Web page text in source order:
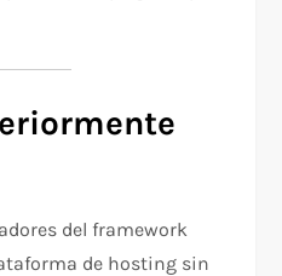
del framework
de hosting sin